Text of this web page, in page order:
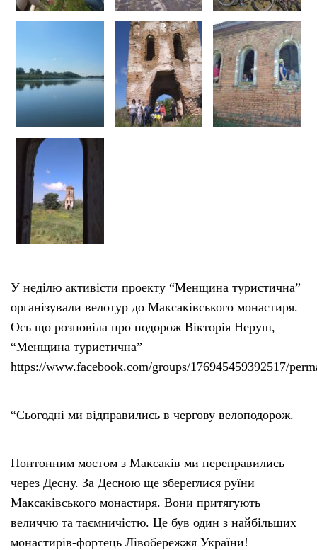
Контакти
Рекламні прайси
Підтримати «місцевих»
Редакційна політика
Етичний кодекс
У неділю активісти проекту “Менщина туристична”
організували велотур до Максаківського монастиря.
Ось що розповіла про подорож Вікторія Неруш,
“Менщина туристична”
https://www.facebook.com/groups/176945459392517/
“Сьогодні ми відправились в чергову велоподорож.
Понтонним мостом з Максаків ми переправились
через Десну. За Десною ще збереглися руїни
Максаківського монастиря. Вони притягують
величчю та таємничістю. Це був один з найбільших
монастирів-фортець Лівобережжя України!